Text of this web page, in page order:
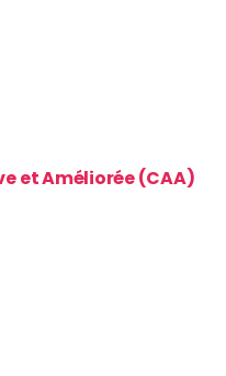
et Améliorée (CAA)